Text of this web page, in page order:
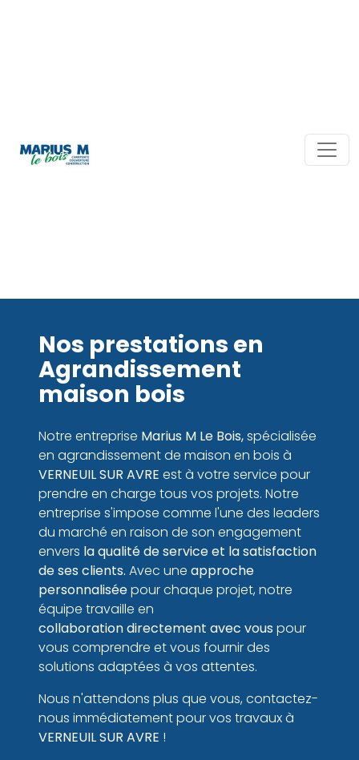
Nos prestations en
Agrandissement
maison bois
Notre entreprise Marius M Le Bois,spécialisée
en agrandissement de maison en bois à
VERNEUIL SUR AVRE est à votre service pour
prendre en charge tous vos projets. Notre
entreprise s'impose comme l'une des leaders
du marché en raison de son engagement
envers laqualité de serviceet la satisfaction
de ses clients. Avec une approche
personnaliséepour chaque projet, notre
équipe travaille en
collaboration directement avec vouspour
vous comprendre et vous fournir des
solutions adaptées à vos attentes.
Nous n'attendons plus que vous, contactez-
nous immédiatement pour vos travaux à
VERNEUIL SUR AVRE !